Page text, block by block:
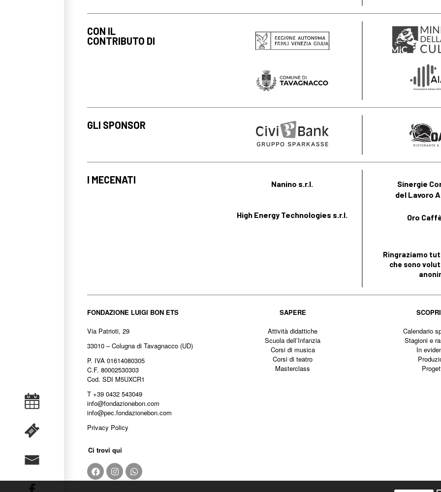
CON IL
CONTRIBUTO DI
GLI SPONSOR
I MECENATI Nanino s.r.l.
High Energy Technologies s.r.l.
Sinergie
del Lavoro
Oro
Ringraziamo
che sono
FONDAZIONE LUIGI BON ETS
Via Patrioti, 29
33010 – Colugna di Tavagnacco (UD)
P. IVA 01614080305
C.F. 80002530303
Cod. SDI M5UXCR1
T +39 0432 543049
info@fondazionebon.com
info@pec.fondazionebon.com
Privacy Policy
Ci trovi qui
SAPERE
Attività didattiche
Scuola dell’Infanzia
Corsi di musica
Corsi di teatro
Masterclass
Calendario
Stagioni e
In